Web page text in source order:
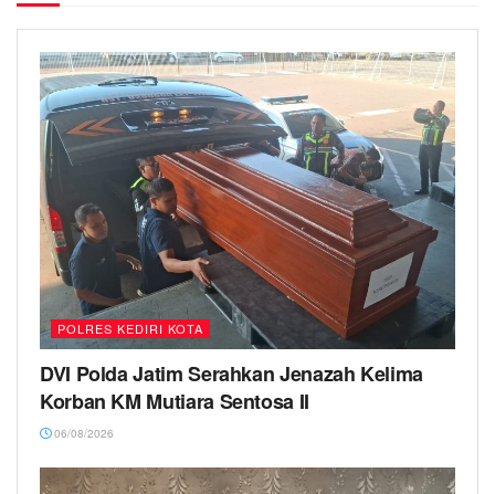
POLRES KEDIRI KOTA
DVI Polda Jatim Serahkan Jenazah Kelima
Korban KM Mutiara Sentosa II
06/08/2026